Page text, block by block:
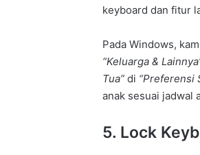
keyboard dan fitur
Pada Windows,
“Keluarga &
Tua” di “Preferensi
anak sesuai jadwal
5. Lock